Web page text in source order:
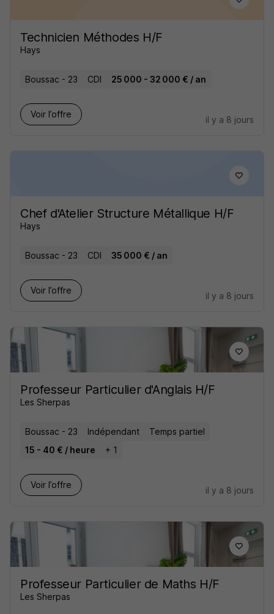
Technicien Méthodes H/F
Hays
Boussac - 23 CDI 25 000 - 32 000 € / an
Voir l’offre
il y a 8 jours
Chef d'Atelier Structure Métallique H/F
Hays
Boussac - 23 CDI 35 000 € / an
Voir l’offre
il y a 8 jours
Professeur Particulier d'Anglais H/F
Les Sherpas
Boussac - 23 Indépendant
Temps partiel
15 - 40 € / heure
+ 1
Voir l’offre
il y a 8 jours
Professeur Particulier de Maths H/F
Les Sherpas